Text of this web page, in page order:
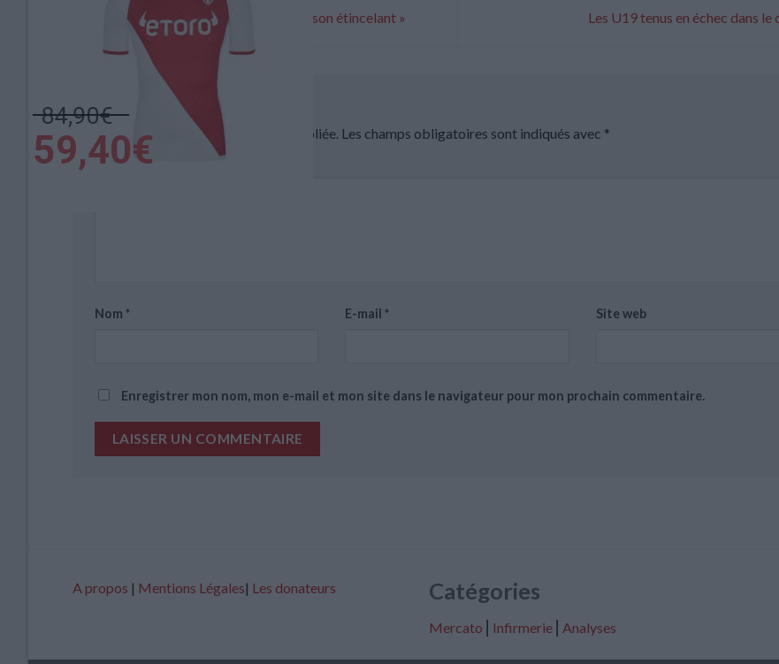
Still : « Monaco fait un début de saison étincelant » Les U19 tenus en échec dans le
Laisser un commentaire
Votre adresse e-mail ne sera pas publiée. Les champs obligatoires sont indiqués avec *
Commentaire
Nom * E-mail* Site web
Enregistrer mon nom, mon e-mail et mon site dans le navigateur pour mon prochain commentaire.
A propos | Mentions Légales| Les donateurs Catégories
Mercato Infirmerie Analyses